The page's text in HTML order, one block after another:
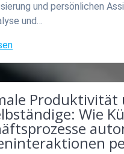
und persönlichen
und…
Wie